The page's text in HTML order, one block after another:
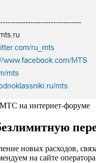
на интернет-форуме
новых расходов,
на сайте